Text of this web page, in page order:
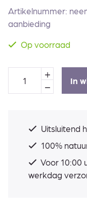
Artikelnummer:
aanbieding
Op voorraad
In
Uitsluitend
100%
Voor 10:00
werkdag